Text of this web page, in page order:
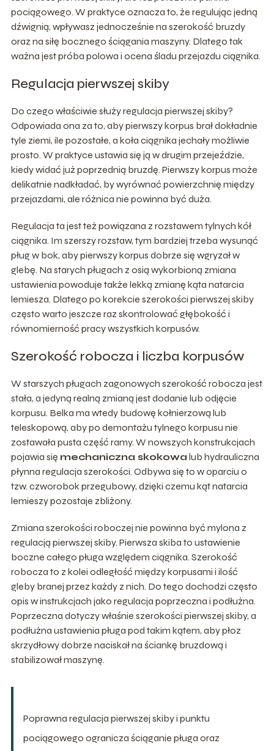
pociągowego. W praktyce oznacza to, że regulując jedną
dźwignią, wpływasz jednocześnie na szerokość bruzdy
oraz na siłę bocznego ściągania maszyny. Dlatego tak
ważna jest próba polowa i ocena śladu przejazdu ciągnika.
Regulacja pierwszej skiby
Do czego właściwie służy regulacja pierwszej skiby?
Odpowiada ona za to, aby pierwszy korpus brał dokładnie
tyle ziemi, ile pozostałe, a koła ciągnika jechały możliwie
prosto. W praktyce ustawia się ją w drugim przejeździe,
kiedy widać już poprzednią bruzdę. Pierwszy korpus może
delikatnie nadkładać, by wyrównać powierzchnię między
przejazdami, ale różnica nie powinna być duża.
Regulacja ta jest też powiązana z rozstawem tylnych kół
ciągnika. Im szerszy rozstaw, tym bardziej trzeba wysunąć
pług w bok, aby pierwszy korpus dobrze się wgryzał w
glebę. Na starych pługach z osią wykorbioną zmiana
ustawienia powoduje także lekką zmianę kąta natarcia
lemiesza. Dlatego po korekcie szerokości pierwszej skiby
często warto jeszcze raz skontrolować głębokość i
równomierność pracy wszystkich korpusów.
Szerokość robocza i liczba korpusów
W starszych pługach zagonowych szerokość robocza jest
stała, a jedyną realną zmianą jest dodanie lub odjęcie
korpusu. Belka ma wtedy budowę kołnierzową lub
teleskopową, aby po demontażu tylnego korpusu nie
zostawała pusta część ramy. W nowszych konstrukcjach
pojawia się mechaniczna skokowa lub hydrauliczna
płynna regulacja szerokości. Odbywa się to w oparciu o
tzw. czworobok przegubowy, dzięki czemu kąt natarcia
lemieszy pozostaje zbliżony.
Zmiana szerokości roboczej nie powinna być mylona z
regulacją pierwszej skiby. Pierwsza skiba to ustawienie
boczne całego pługa względem ciągnika. Szerokość
robocza to z kolei odległość między korpusami i ilość
gleby branej przez każdy z nich. Do tego dochodzi często
opis w instrukcjach jako regulacja poprzeczna i podłużna.
Poprzeczna dotyczy właśnie szerokości pierwszej skiby, a
podłużna ustawienia pługa pod takim kątem, aby płoz
skrzydłowy dobrze naciskał na ściankę bruzdową i
stabilizował maszynę.
Poprawna regulacja pierwszej skiby i punktu
pociągowego ogranicza ściąganie pługa oraz